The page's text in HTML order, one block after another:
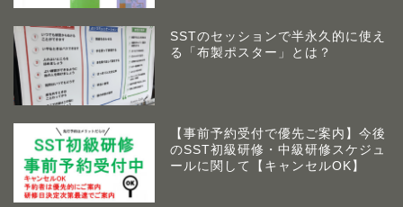
SSTのセッションで半永久的に使え
る「布製ポスター」とは？
【事前予約受付で優先ご案内】今後
のSST初級研修・中級研修スケジュ
ールに関して【キャンセルOK】